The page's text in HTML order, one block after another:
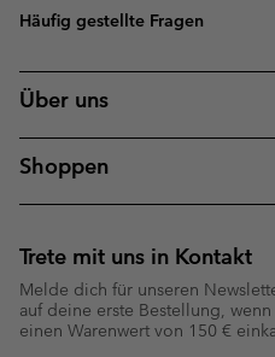
Häufig gestellte Fragen
Über uns
Shoppen
Trete mit uns in Kontakt
Melde dich für unseren
auf deine erste Bestellung,
einen Warenwert von 150 €